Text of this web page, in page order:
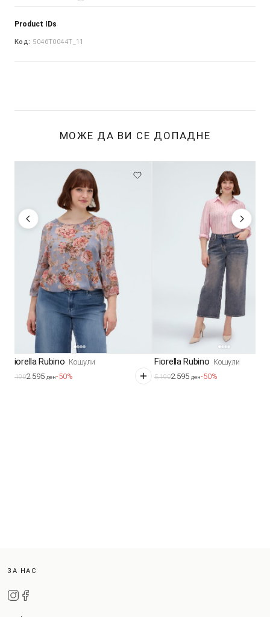
Product IDs
Код: 5046T0044T_11
МОЖЕ ДА ВИ СЕ ДОПАДНЕ
Fiorella Rubino Кошули
5.1902.595 ден-50%
Fiorella Rubino Кошули
5.1902.595 ден-50%
ЗА НАС